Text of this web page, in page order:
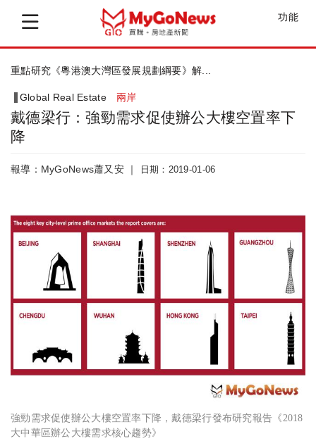
功能
重點研究《粵港澳大灣區發展規劃綱要》解...
Global Real Estate 兩岸
戴德梁行：強勁需求促使辦公大樓空置率下
降
報導：MyGoNews蕭又安 ｜ 日期：2019-01-06
強勁需求促使辦公大樓空置率下降，戴德梁行發布研究報告《2018
大中華區辦公大樓需求核心趨勢》